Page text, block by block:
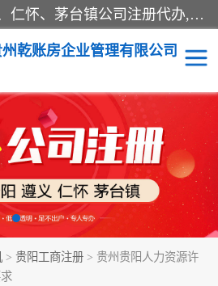
一站式服务贵州贵阳、仁怀、茅台镇公司注册代办,营业执照代办,财税务咨询,代理记帐,公司纳税申报,公司税务及手续的申请、并协助办理验资、审计、税审、工商年检等主要从事工商注册、纳税服务、会计服务、进出口权证办理服务 、管理咨询等方面的业务。
州乾账房企业管理有限公司
> 贵阳工商注册 > 贵州贵阳人力资源许
贵阳工商变更
贵州茅台镇公司注册
贵州茅台镇公司变更
贵阳公司注册